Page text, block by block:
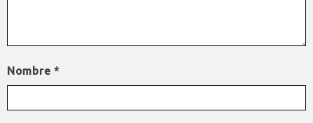
Nombre *